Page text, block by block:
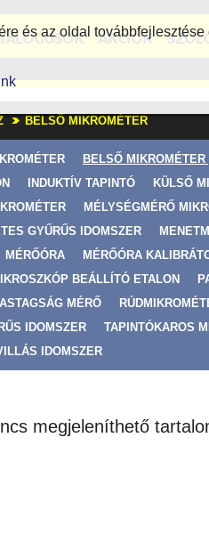
és az oldal továbbfejlesztése
AKCIÓK
BELSŐ MIKROMÉTER
BELSŐ MIKROMÉTER
INDUKTÍV TAPINTÓ KÜLSŐ
MÉLYSÉGMÉRŐ
GYŰRŰS IDOMSZER
MÉRŐÓRA MÉRŐÓRA
BEÁLLÍTÓ ETALON
MÉRŐ
IDOMSZER TAPINTÓKAROS
IDOMSZER
megjeleníthető